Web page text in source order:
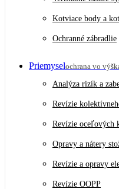
Kotviace body a
Ochranné zábradlie
Priemyselochrana vo
Analýza rizík a
Revízie
Revízie oceľových
Opravy a nátery
Revízie a opravy
Revízie OOPP